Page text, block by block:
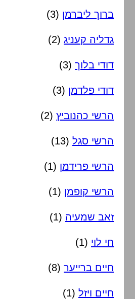
ברוך ליברמן (3)
גדליה קעניג (2)
דודי בלוך (3)
דודי פלדמן (3)
הרשי כהנוביץ (2)
הרשי סגל (13)
הרשי פרידמן (1)
הרשי קופמן (1)
זאב שמעיה (1)
חי לוי (1)
חיים ברייער (8)
חיים ויזל (1)